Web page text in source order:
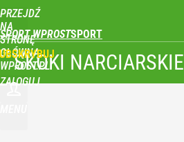
PRZEJDŹ
NA
STRONĘ
GŁÓWNĄ
WPROST.PL
SPORT WPROST
ZALOGUJ
SKOKI NARCIARSKIE